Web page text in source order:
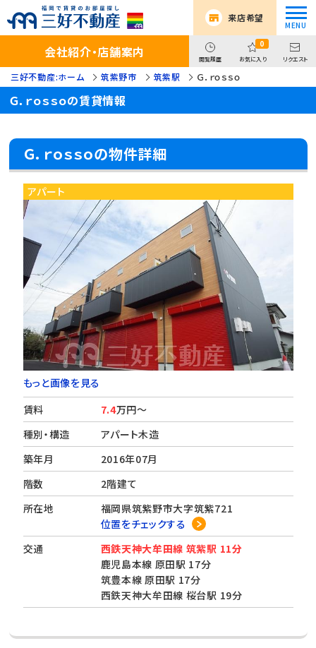
来店希望
会社紹介・店舗案内 閲覧履歴
0
お気に入り リクエスト
三好不動産:ホーム 筑紫野市 筑紫駅 Ｇ．ｒｏｓｓｏ
Ｇ．ｒｏｓｓｏの賃貸情報
Ｇ．ｒｏｓｓｏの物件詳細
アパート
もっと画像を見る
賃料
7.4万円～
種別・構造
アパート木造
築年月
2016年07月
階数
2階建て
所在地
福岡県筑紫野市大字筑紫721
位置をチェックする
交通
西鉄天神大牟田線 筑紫駅 11分
鹿児島本線 原田駅 17分
筑豊本線 原田駅 17分
西鉄天神大牟田線 桜台駅 19分